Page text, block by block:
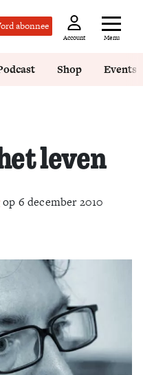
abonnee
Account Menu
Zoek
Shop Events
leven
op 6 december 2010